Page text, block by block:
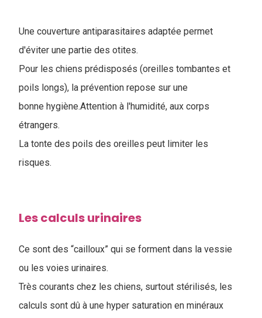
Une couverture antiparasitaires adaptée permet
d'éviter une partie des otites.
Pour les chiens prédisposés (oreilles tombantes et
poils longs), la prévention repose sur une
bonne hygiène.Attention à l'humidité, aux corps
étrangers.
La tonte des poils des oreilles peut limiter les
risques.
Les calculs urinaires
Ce sont des “cailloux” qui se forment dans la vessie
ou les voies urinaires.
Très courants chez les chiens, surtout stérilisés, les
calculs sont dû à une hyper saturation en minéraux